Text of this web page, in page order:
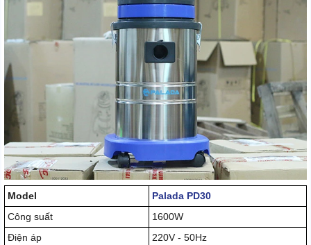
Model
Palada PD30
Công suất
1600W
Điện áp
220V - 50Hz